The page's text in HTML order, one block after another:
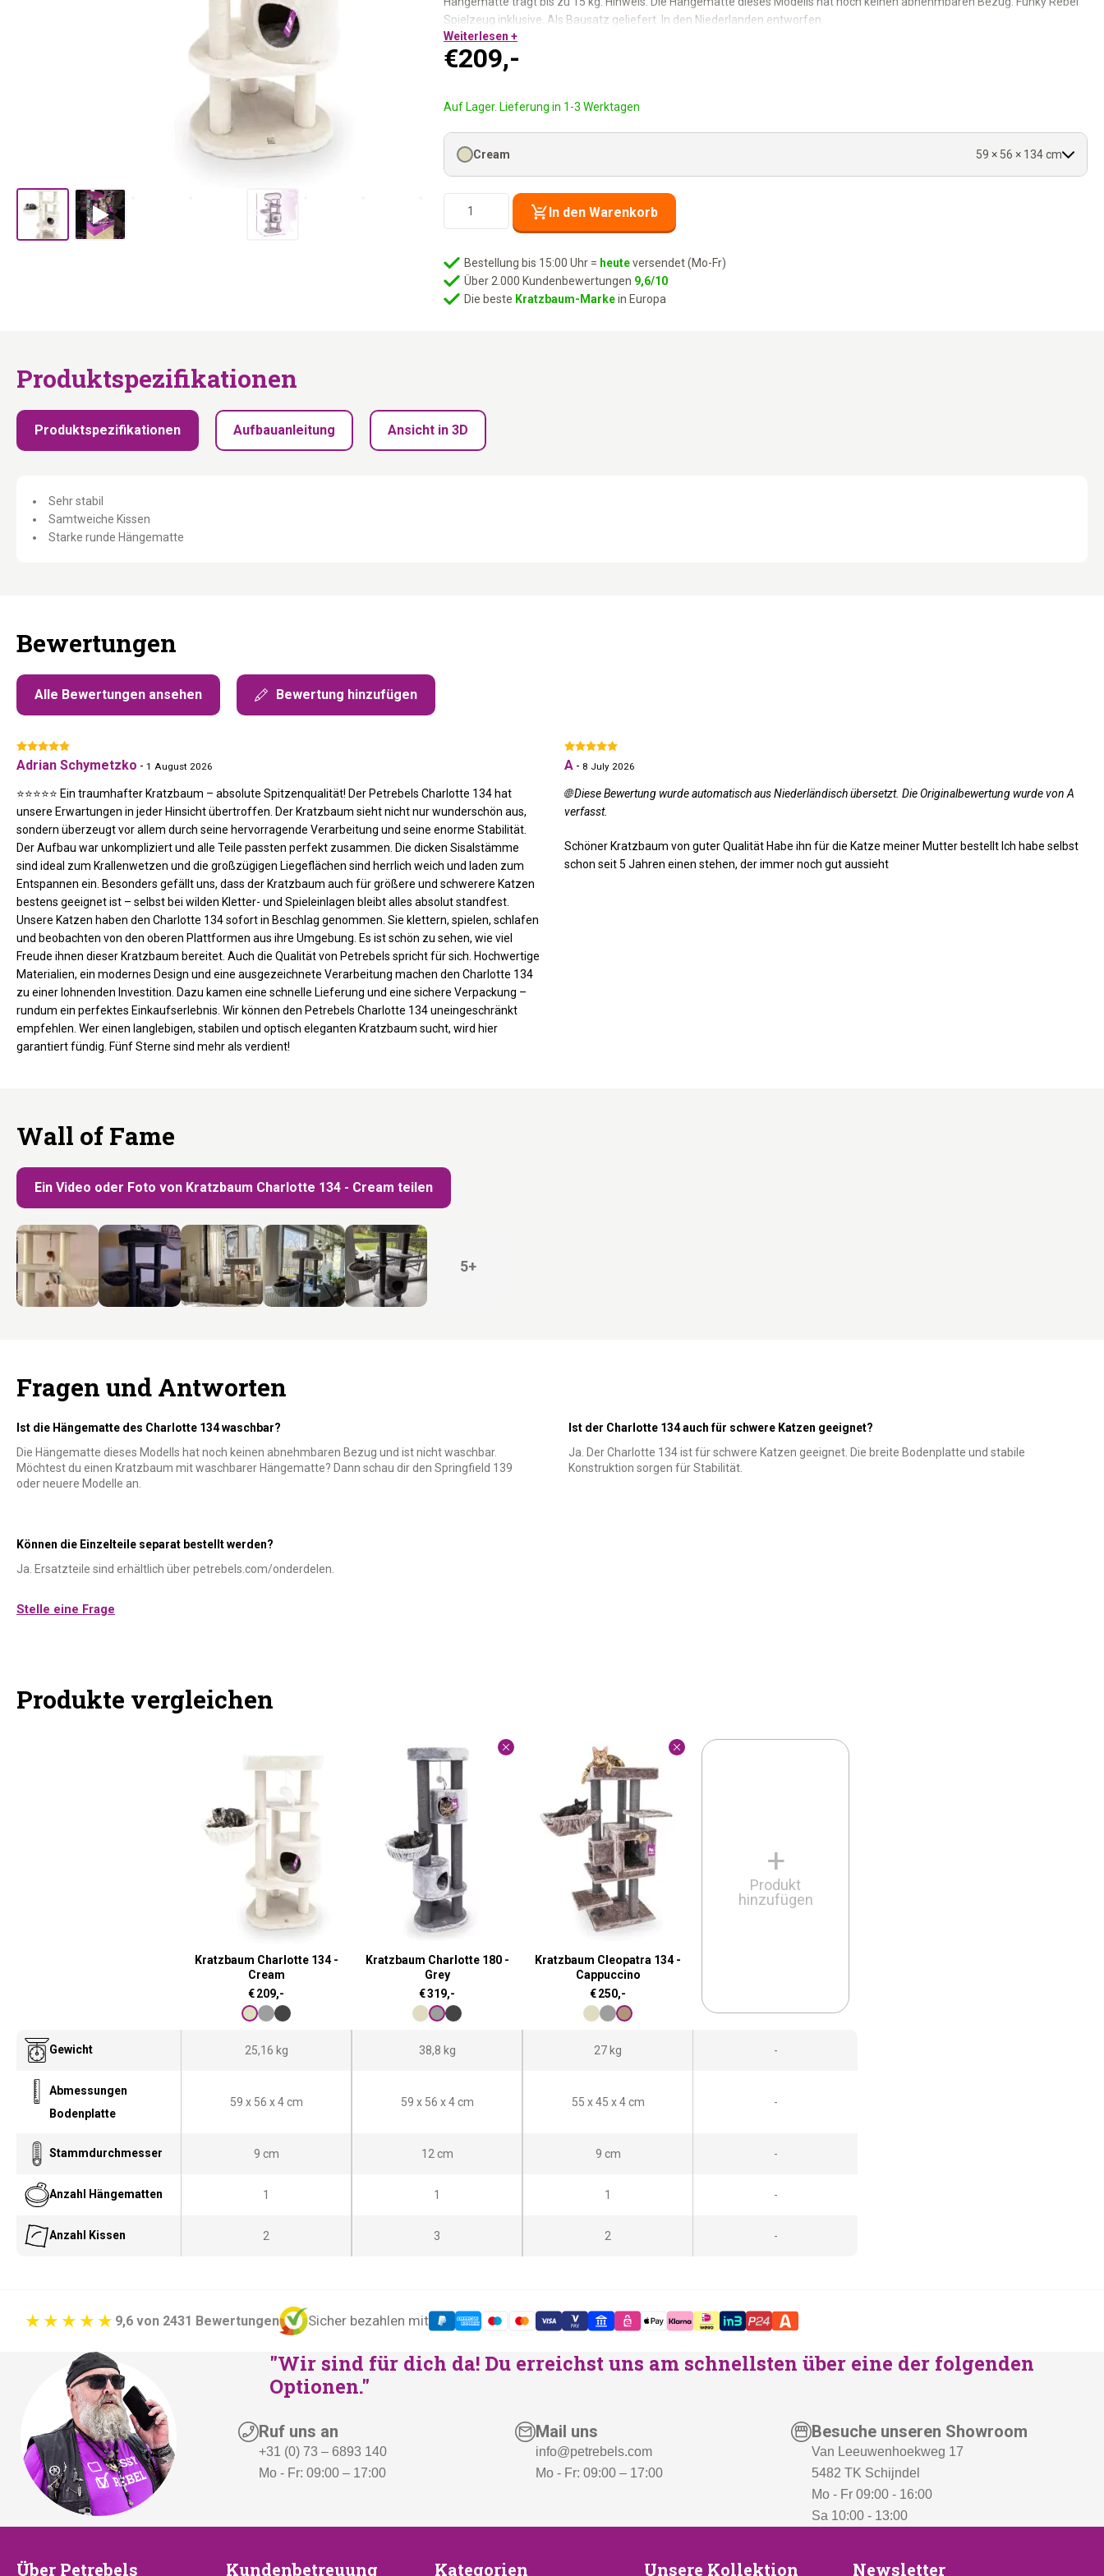
Spielzeug inklusive. Als Bausatz geliefert. In den Niederlanden entworfen.
Kratzstamm 9 cm:
Schlafhaus:
Loungekorb oben:Der Aussichtspunkt für die Katze mit dem Überblick.
Stark, stabil und rebels. Für Katzen, die das Beste verdienen.
Weiterlesen +
€209,-
Auf Lager. Lieferung in 1-3 Werktagen
Cream 59 × 56 × 134 cm
Charlotte
Cream
Menge
In den Warenkorb
Bestellung bis 15:00 Uhr = heuteversendet (Mo-Fr)
Über 2.000 Kundenbewertungen 9,6/10
Die beste Kratzbaum-Markein Europa
Produktspezifikationen
Produktspezifikationen Aufbauanleitung Ansicht in 3D
Sehr stabil
Samtweiche Kissen
Starke runde Hängematte
Bewertungen
Alle Bewertungen ansehen Bewertung hinzufügen
Adrian Schymetzko - 1 August 2026
⭐⭐⭐⭐⭐ Ein traumhafter Kratzbaum – absolute Spitzenqualität! Der Petrebels Charlotte 134 hat
unsere Erwartungen in jeder Hinsicht übertroffen. Der Kratzbaum sieht nicht nur wunderschön aus,
sondern überzeugt vor allem durch seine hervorragende Verarbeitung und seine enorme Stabilität.
Der Aufbau war unkompliziert und alle Teile passten perfekt zusammen. Die dicken Sisalstämme
sind ideal zum Krallenwetzen und die großzügigen Liegeflächen sind herrlich weich und laden zum
Entspannen ein. Besonders gefällt uns, dass der Kratzbaum auch für größere und schwerere Katzen
bestens geeignet ist – selbst bei wilden Kletter- und Spieleinlagen bleibt alles absolut standfest.
Unsere Katzen haben den Charlotte 134 sofort in Beschlag genommen. Sie klettern, spielen, schlafen
und beobachten von den oberen Plattformen aus ihre Umgebung. Es ist schön zu sehen, wie viel
Freude ihnen dieser Kratzbaum bereitet. Auch die Qualität von Petrebels spricht für sich. Hochwertige
Materialien, ein modernes Design und eine ausgezeichnete Verarbeitung machen den Charlotte 134
zu einer lohnenden Investition. Dazu kamen eine schnelle Lieferung und eine sichere Verpackung –
rundum ein perfektes Einkaufserlebnis. Wir können den Petrebels Charlotte 134 uneingeschränkt
empfehlen. Wer einen langlebigen, stabilen und optisch eleganten Kratzbaum sucht, wird hier
garantiert fündig. Fünf Sterne sind mehr als verdient!
A - 8 July 2026
🌐 Diese Bewertung wurde automatisch aus Niederländisch übersetzt. Die Originalbewertung wurde von A
verfasst.
Schöner Kratzbaum von guter Qualität Habe ihn für die Katze meiner Mutter bestellt Ich habe selbst
schon seit 5 Jahren einen stehen, der immer noch gut aussieht
Wall of Fame
Ein Video oder Foto von Kratzbaum Charlotte 134 - Cream teilen
5+
Fragen und Antworten
Ist die Hängematte des Charlotte 134 waschbar?
Die Hängematte dieses Modells hat noch keinen abnehmbaren Bezug und ist nicht waschbar.
Möchtest du einen Kratzbaum mit waschbarer Hängematte? Dann schau dir den Springfield 139
oder neuere Modelle an.
Ist der Charlotte 134 auch für schwere Katzen geeignet?
Ja. Der Charlotte 134 ist für schwere Katzen geeignet. Die breite Bodenplatte und stabile
Konstruktion sorgen für Stabilität.
Können die Einzelteile separat bestellt werden?
Ja. Ersatzteile sind erhältlich über petrebels.com/onderdelen.
Stelle eine Frage
Produkte vergleichen
Kratzbaum Charlotte 134 -
Cream
€209,-
Kratzbaum Charlotte 180 -
Grey
€319,-
Kratzbaum Cleopatra 134 -
Cappuccino
€250,-
+
Produkt
hinzufügen
Gewicht 25,16 kg 38,8 kg 27 kg -
Abmessungen
Bodenplatte
59 x 56 x 4 cm 59 x 56 x 4 cm 55 x 45 x 4 cm -
Stammdurchmesser 9 cm 12 cm 9 cm -
Anzahl Hängematten 1 1 1 -
Anzahl Kissen 2 3 2 -
Sicher bezahlen mit
9,6 von 2431 Bewertungen
"Wir sind für dich da! Du erreichst uns am schnellsten über eine der folgenden
Optionen."
Ruf uns an
+31 (0) 73 – 6893 140
Mo - Fr: 09:00 – 17:00
Mail uns
info@petrebels.com
Mo - Fr: 09:00 – 17:00
Besuche unseren Showroom
Van Leeuwenhoekweg 17
5482 TK Schijndel
Mo - Fr 09:00 - 16:00
Sa 10:00 - 13:00
Über Petrebels Kundenbetreuung Kategorien Unsere Kollektion Newsletter